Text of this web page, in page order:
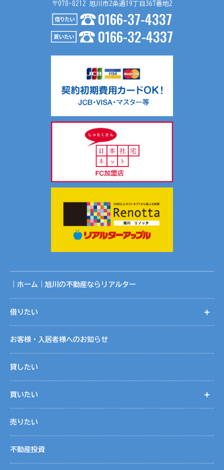
４．個人情報の第三者提供
お問い合わせ内容が不動産の賃貸仲介・売買仲介の場合、以
不動産の賃貸仲介・売買仲介のため
（２）提供する個人情報の項目
氏名、生年月日、住所、電話番号、Ｅメールアドレス等
入居申込書等、契約書面に記載の上、提供します。
（４）提供を受ける者の組織の種類、属性
不動産の賃貸仲介・売買仲介における相手方
共同利用について当社では、お客様により有益な情報提供を
するためにリアルターグループとして総合的にお客様情報を
共同利用し、サポートしております。
共同利用する情報は、氏名、連絡先、物件情報、物件入居状
共同利用する範囲は、当社ホームページ記載の関連会社の範
囲です。
情報保護管理者が行っております。
ては、個人情報を預けることがあります。この場合、個人情
約等において個人情報の適正管理・機密保持などによりお客
を実施させます。
６．個人情報の開示等の請求
お客様は、当社に対してご自身の個人情報の開示等（利用目
的の通知、開示、内容の訂正・追加・削除、利用の停止また
は消去、第三者への提供の停止）に関して、当社「個人情報
〒078-8212 旭川市2条通19丁目367番地2
0166-37-4337
0166-32-4337
｜ホーム｜旭川の不動産ならリアルター
借りたい
お客様・入居者様へのお知らせ
貸したい
買いたい
売りたい
不動産投資